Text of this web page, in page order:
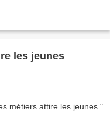
les jeunes